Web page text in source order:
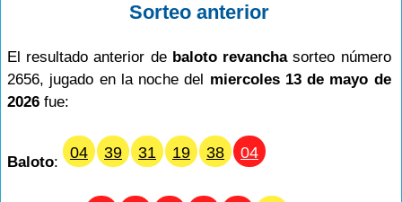
Sorteo anterior
El resultado anterior de baloto revanchasorteo número
2656, jugado en la noche del miercoles 13 de mayo de
2026 fue:
Baloto:
04 39 31 19 38 04